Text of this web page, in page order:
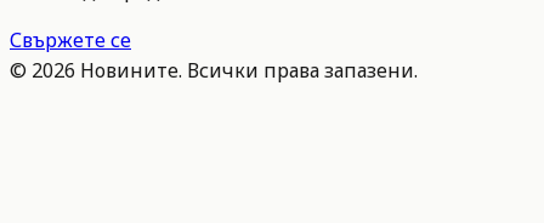
Свържете се
© 2026 Новините. Всички права запазени.